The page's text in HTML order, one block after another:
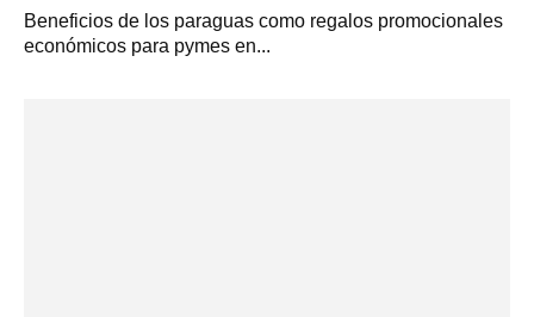
Beneficios de los paraguas como regalos promocionales
económicos para pymes en...